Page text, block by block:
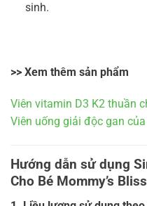
sinh.
>> Xem thêm sản phẩm
Viên vitamin D3 K2 thuần
Viên uống giải độc gan
Hướng dẫn sử dụng
Cho Bé Mommy’s